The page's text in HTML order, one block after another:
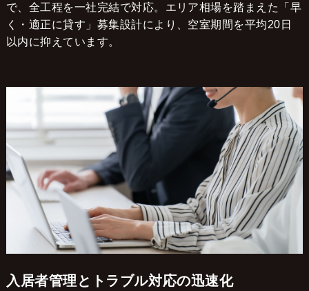
で、全工程を一社完結で対応。エリア相場を踏まえた「早
く・適正に貸す」募集設計により、空室期間を平均20日
以内に抑えています。
入居者管理とトラブル対応の迅速化